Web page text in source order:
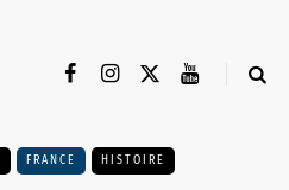
FRANCE HISTOIRE